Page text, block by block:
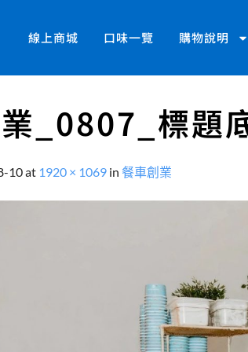
線上商城 口味一覽 購物說明
_0807_標題
10at 1920 × 1069 in 餐車創業